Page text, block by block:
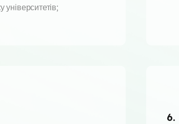
університетів;
6.